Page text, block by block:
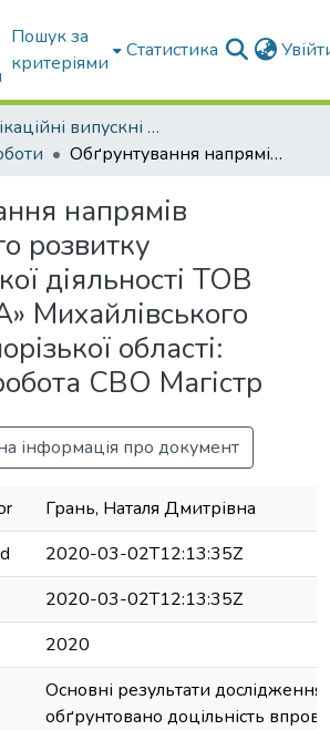
Пошук за
критеріями
Статистика
Кваліфікаційні випускні роботи бакалаврів і магістрів
Обґрунтування напрямів ефективного розвитку господарської діяльності ТОВ «СПП ЛАНА» Михайлівського району Запорізької області: дипломна робота СВО Магістр
напрямів
розвитку
діяльності ТОВ
Михайлівського
області:
СВО Магістр
інформація про документ
Грань, Наталя Дмитрівна
2020-03-02T12:13:35Z
2020-03-02T12:13:35Z
2020
Основні результати дослідження:
обґрунтовано доцільність